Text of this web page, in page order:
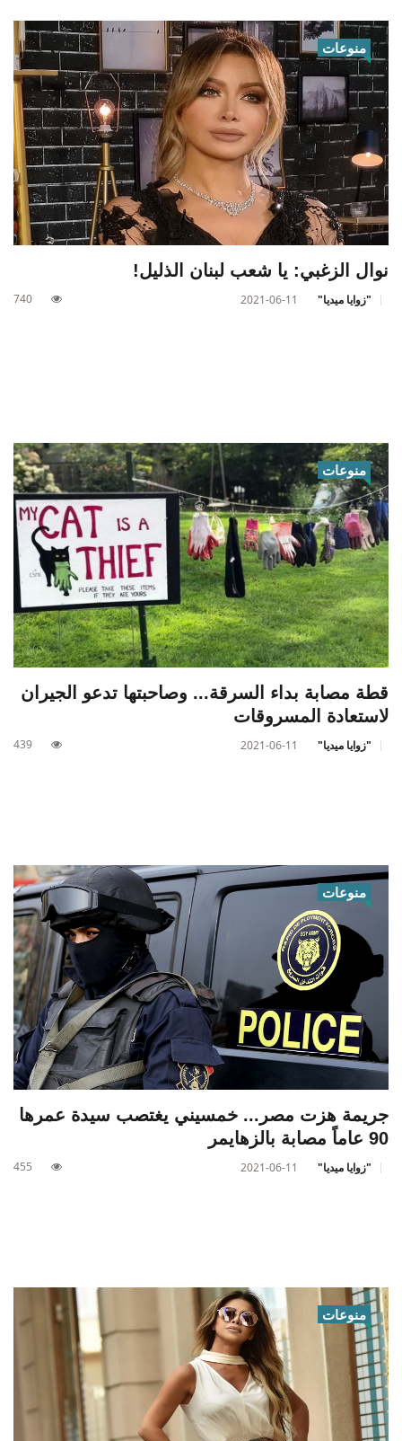
منوعات
نوال الزغبي: يا شعب لبنان الذليل!
"زوايا ميديا" 2021-06-11
740
منوعات
قطة مصابة بداء السرقة... وصاحبتها تدعو الجيران
لاستعادة المسروقات
"زوايا ميديا" 2021-06-11
439
منوعات
جريمة هزت مصر... خمسيني يغتصب سيدة عمرها
90 عاماً مصابة بالزهايمر
"زوايا ميديا" 2021-06-11
455
منوعات